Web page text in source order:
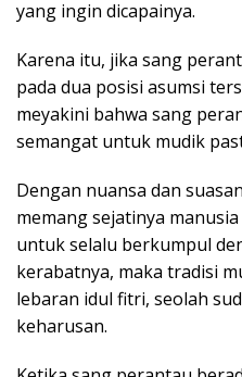
yang ingin dicapainya.
Karena itu, jika sang
pada dua posisi asumsi
meyakini bahwa sang
semangat untuk mudik
Dengan nuansa dan
memang sejatinya
untuk selalu berkumpul
kerabatnya, maka tradisi
lebaran idul fitri, seolah
keharusan.